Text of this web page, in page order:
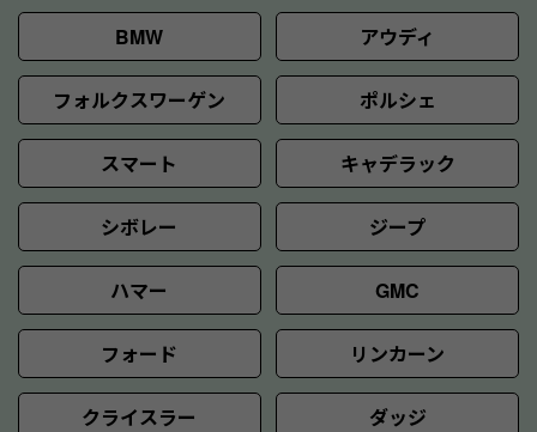
BMW アウディ
フォルクスワーゲン ポルシェ
スマート キャデラック
シボレー ジープ
ハマー GMC
フォード リンカーン
クライスラー ダッジ